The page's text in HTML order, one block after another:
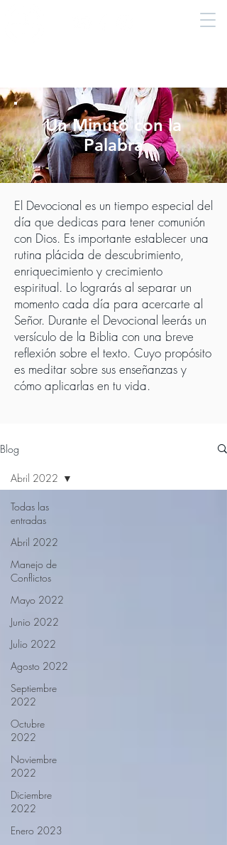
Un Minuto con la
Palabra
El Devocional es un tiempo especial del
día que dedicas para tener comunión
con Dios. Es importante establecer una
rutina plácida de descubrimiento,
enriquecimiento y crecimiento
espiritual. Lo lograrás al separar un
momento cada día para acercarte al
Señor. Durante el Devocional leerás un
versículo de la Biblia con una breve
reflexión sobre el texto. Cuyo propósito
es meditar sobre sus enseñanzas y
cómo aplicarlas en tu vida.
Blog
Todas las
entradas
Abril 2022
Manejo de
Conflictos
Mayo 2022
Junio 2022
Julio 2022
Agosto 2022
Septiembre
2022
Octubre
2022
Noviembre
2022
Diciembre
2022
Enero 2023
Abril 2022